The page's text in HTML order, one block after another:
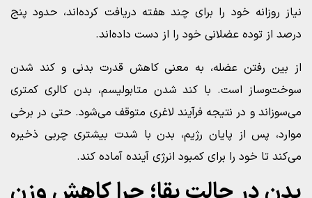
نیاز روزانه خود را برای چند هفته دریافت کرده‌اند، حدود پنج
درصد از توده عضلانی خود را از دست داده‌اند.
از بین رفتن عضله، به معنی کاهش قدرت بدنی و کند شدن
سوخت‌وساز است. با کند شدن متابولیسم، بدن کالری کمتری
می‌سوزاند و در نتیجه فرآیند لاغری متوقف می‌شود. حتی در برخی
موارد، پس از پایان رژیم، بدن با شدت بیشتری چربی ذخیره
می‌کند تا خود را برای کمبود انرژی آینده آماده کند.